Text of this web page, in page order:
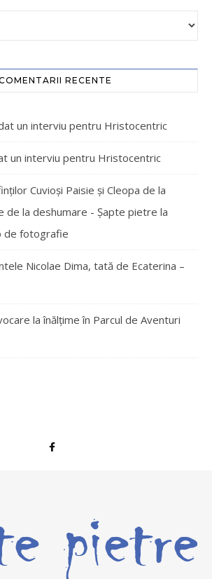
RECENTE
un interviu pentru Hristocentric
un interviu pentru Hristocentric
Cuvioși Paisie și Cleopa de la
de la deshumare - Şapte pietre la
de fotografie
Nicolae Dima, tată de Ecaterina –
la înălțime în Parcul de Aventuri